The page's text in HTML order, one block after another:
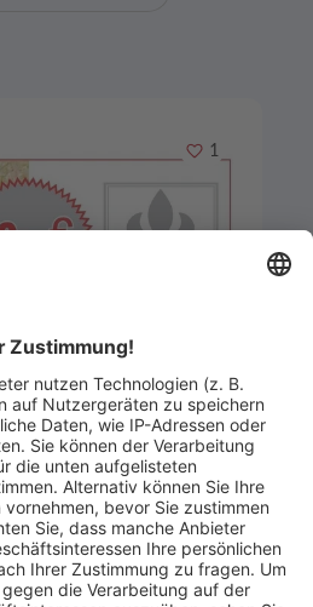
Merken
1
0
von 50,00 Euro
KG Irisette Outlet